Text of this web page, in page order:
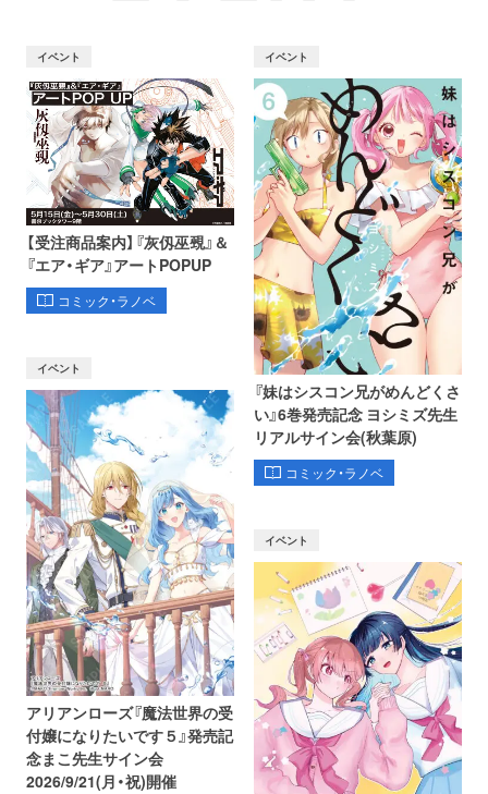
イベント
【受注商品案内】『灰仭巫覡』＆
『エア・ギア』アートPOPUP
コミック・ラノベ
イベント
『妹はシスコン兄がめんどくさ
い』6巻発売記念 ヨシミズ先生
リアルサイン会(秋葉原)
コミック・ラノベ
イベント
アリアンローズ『魔法世界の受
付嬢になりたいです５』発売記
念まこ先生サイン会
2026/9/21(月・祝)開催
イベント